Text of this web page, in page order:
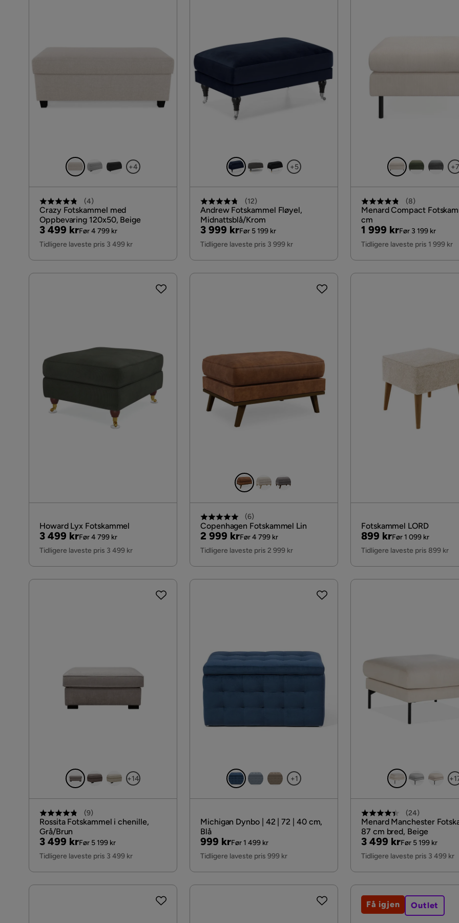
+4
(4)
Crazy Fotskammel med
Oppbevaring 120x50, Beige
Pris
3 499 kr
Original
Pris
Før 4 799 kr
Tidligere laveste pris 3 499 kr
+5
(12)
Andrew Fotskammel Fløyel,
Midnattsblå/Krom
Pris
3 999 kr
Original
Pris
Før 5 199 kr
Tidligere laveste pris 3 999 kr
+7
(8)
Menard Compact
cm
Pris
1 999 kr
Original
Pris
Før 3 199 kr
Tidligere laveste pris 1 999 kr
Howard Lyx Fotskammel
Pris
3 499 kr
Original
Pris
Før 4 799 kr
Tidligere laveste pris 3 499 kr
(6)
Copenhagen Fotskammel Lin
Pris
2 999 kr
Original
Pris
Før 4 799 kr
Tidligere laveste pris 2 999 kr
Fotskammel LORD
Pris
899 kr
Original
Pris
Før 1 099 kr
Tidligere laveste pris 899 kr
+14
(9)
Rossita Fotskammel i chenille,
Grå/Brun
Pris
3 499 kr
Original
Pris
Før 5 199 kr
Tidligere laveste pris 3 499 kr
+1
Michigan Dynbo | 42 | 72 | 40 cm,
Blå
Pris
999 kr
Original
Pris
Før 1 499 kr
Tidligere laveste pris 999 kr
(24)
Menard Manchester
87 cm bred, Beige
Pris
3 499 kr
Original
Pris
Før 5 199 kr
Tidligere laveste pris 3 499 kr
Få igjen Outlet